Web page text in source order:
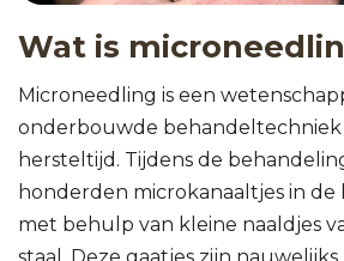
Wat is
Microneedling is een
onderbouwde
hersteltijd. Tijdens de
honderden microkanaaltjes in
met behulp van kleine naaldjes